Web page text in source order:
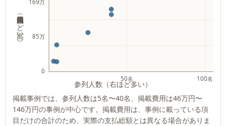
掲載費用（上ほど高い）
参列人数（右ほど多い）
50名 100名
0
85万
169万
掲載事例では、参列人数は5名〜40名、掲載費用は46万円〜
146万円の事例が中心です。掲載費用は、事例に載っている項
目だけの合計のため、実際の支払総額とは異なる場合がありま